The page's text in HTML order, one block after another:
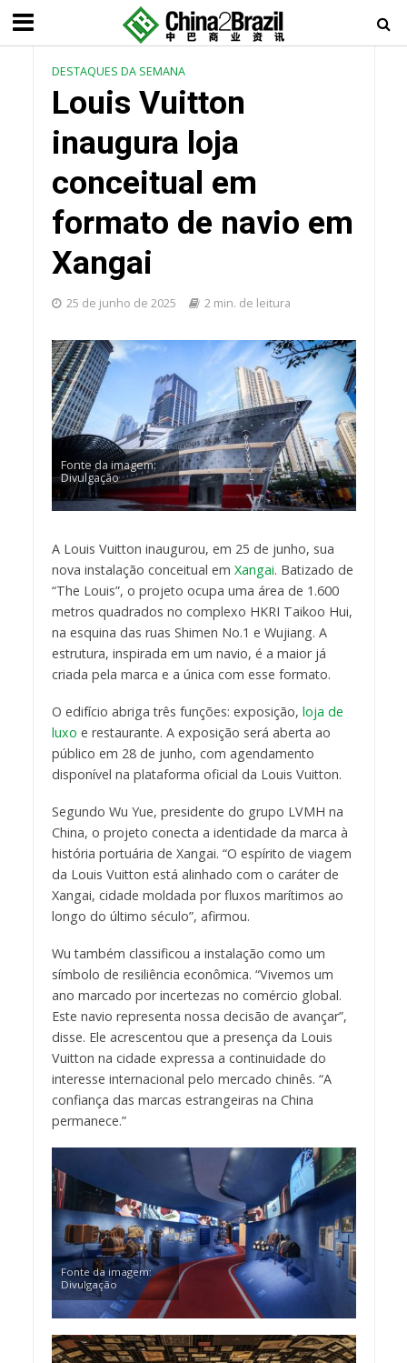
DESTAQUES DA SEMANA
Louis Vuitton
inaugura loja
conceitual em
formato de navio em
Xangai
25 de junho de 2025 2 min. de leitura
Fonte da imagem:
Divulgação
A Louis Vuitton inaugurou, em 25 de junho, sua
nova instalação conceitual em Xangai. Batizado de
“The Louis”, o projeto ocupa uma área de 1.600
metros quadrados no complexo HKRI Taikoo Hui,
na esquina das ruas Shimen No.1 e Wujiang. A
estrutura, inspirada em um navio, é a maior já
criada pela marca e a única com esse formato.
O edifício abriga três funções: exposição, loja de
luxo e restaurante. A exposição será aberta ao
público em 28 de junho, com agendamento
disponível na plataforma oficial da Louis Vuitton.
Segundo Wu Yue, presidente do grupo LVMH na
China, o projeto conecta a identidade da marca à
história portuária de Xangai. “O espírito de viagem
da Louis Vuitton está alinhado com o caráter de
Xangai, cidade moldada por fluxos marítimos ao
longo do último século”, afirmou.
Wu também classificou a instalação como um
símbolo de resiliência econômica. “Vivemos um
ano marcado por incertezas no comércio global.
Este navio representa nossa decisão de avançar”,
disse. Ele acrescentou que a presença da Louis
Vuitton na cidade expressa a continuidade do
interesse internacional pelo mercado chinês. “A
confiança das marcas estrangeiras na China
permanece.”
Fonte da imagem:
Divulgação